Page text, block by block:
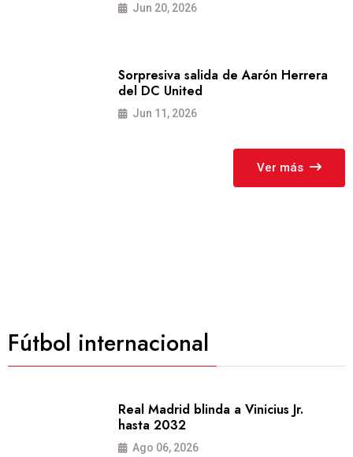
Jun 20, 2026
Sorpresiva salida de Aarón Herrera
del DC United
Jun 11, 2026
Ver más
Fútbol internacional
Real Madrid blinda a Vinicius Jr.
hasta 2032
Ago 06, 2026